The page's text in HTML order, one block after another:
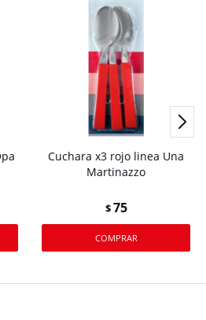
Cuchara x3 rojo linea Una
Martinazzo
$75